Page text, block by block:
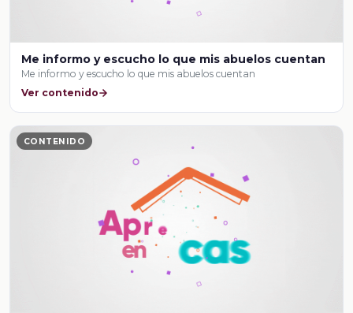
Me informo y escucho lo que mis abuelos cuentan
Me informo y escucho lo que mis abuelos cuentan
Ver contenido
CONTENIDO